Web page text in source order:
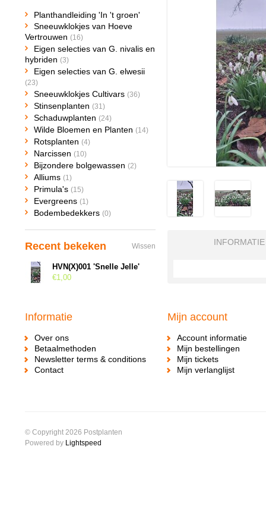
INFORMATIE
Planthandleiding 'In 't groen'
Sneeuwklokjes van Hoeve
Vertrouwen (16)
Eigen selecties van G. nivalis en
hybriden (3)
Eigen selecties van G. elwesii
(23)
Sneeuwklokjes Cultivars (36)
Stinsenplanten (31)
Schaduwplanten (24)
Wilde Bloemen en Planten (14)
Rotsplanten (4)
Narcissen (10)
Bijzondere bolgewassen (2)
Alliums (1)
Primula's (15)
Evergreens (1)
Bodembedekkers (0)
Recent bekeken Wissen
HVN(X)001 'Snelle Jelle'
€1,00
Informatie
Over ons
Betaalmethoden
Newsletter terms & conditions
Contact
Mijn account
Account informatie
Mijn bestellingen
Mijn tickets
Mijn verlanglijst
© Copyright 2026 Postplanten
Powered by Lightspeed